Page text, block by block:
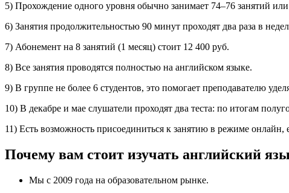
5) Прохождение одного уровня обычно занимает 74–76 занятий
6) Занятия продолжительностью 90 минут проходят два раза в
7) Абонемент на 8 занятий (1 месяц) стоит 12 400 руб.
8) Все занятия проводятся полностью на английском языке.
9) В группе не более 6 студентов, это помогает преподавателю
10) В декабре и мае слушатели проходят два теста: по итогам
11) Есть возможность присоединиться к занятию в режиме
Почему вам стоит изучать английский
Мы c 2009 года на образовательном рынке.